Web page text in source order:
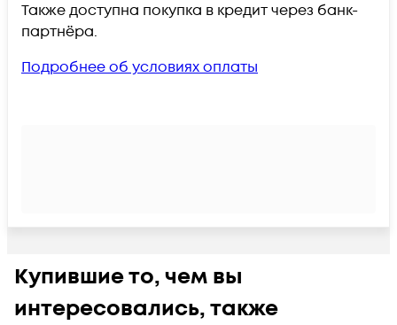
Также доступна покупка в кредит через банк-
партнёра.
Подробнее об условиях оплаты
Купившие то, чем вы
интересовались, также